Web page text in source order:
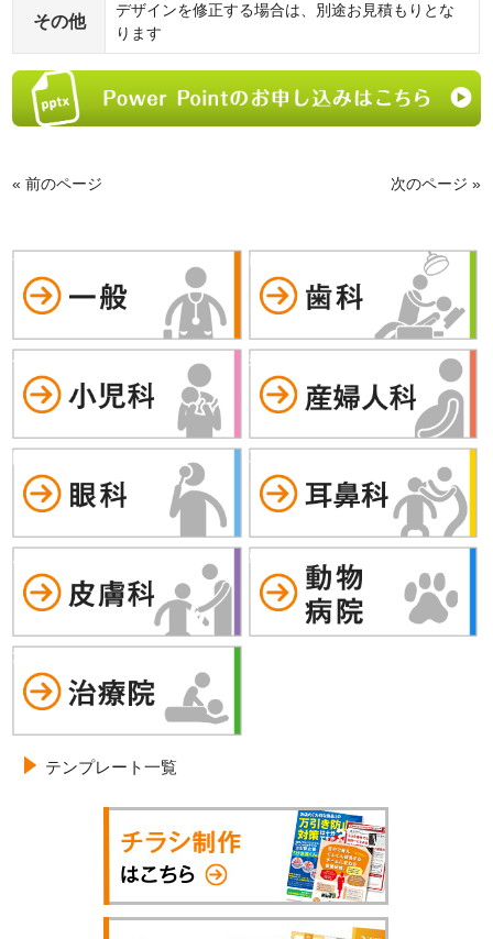
その他
デザインを修正する場合は、別途お見積もりとな
ります
« 前のページ 次のページ »
一般
小児科 婦人科
耳鼻科
動物病院
治療院
テンプレート一覧